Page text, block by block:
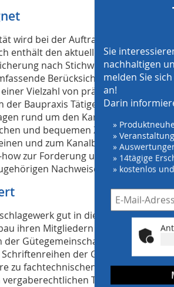
wird bei der Auftragsvergabe und im
enthält den aktuellen Stand von
nach Stichworten geordnet
Berücksichtigung und
Vielzahl von präzisen und
Baupraxis Tätigen zu einem
rund um den Kanalbau werden.
und bequemen Zugriff auf
und zum Kanalbau im
zur Forderung und Prüfung der
Nachweise.
gut in die Schriftenreihe
ihren Mitgliedern seit vielen
Gütegemeinschaft Kanalbau zu
der
zu fachtechnischen Grundlagen
vergaberechtlichen Themen
Sie
nachhaltigen
melden Sie
an!
Darin
»
»
»
» 14tägige
» kostenlos